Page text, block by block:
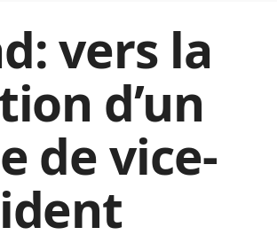
vers la
d’un
de vice-